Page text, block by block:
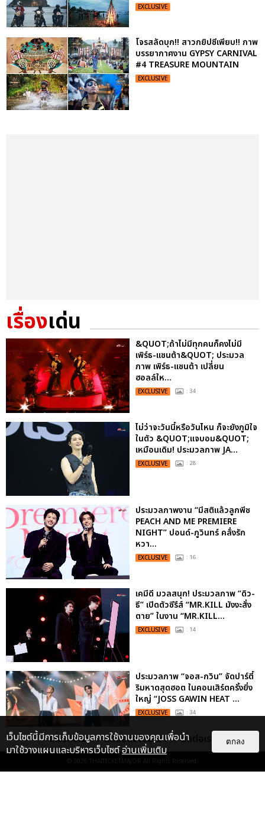
EXCLUSIVE
โจรสลัดบุก!! สาวกยิปซีเพียบ!! ภาพ
บรรยากาศงาน GYPSY CARNIVAL
#4 TREASURE MOUNTAIN
EXCLUSIVE
เรื่องเด่น
&QUOT;ถ้าไม่มีทุกคนก็คงไม่มี
เพิร์ธ-แซนต้า&QUOT; ประมวล
ภาพ เพิร์ธ-แซนต้า เปลี่ยน
ฮอลล์ให...
EXCLUSIVE : 34
ไม่ว่าจะวันนี้หรือวันไหน ก็จะยังภูมิใจ
ในตัว &QUOT;แจบอม&QUOT;
เหมือนเดิม! ประมวลภาพ JA...
EXCLUSIVE : 28
ประมวลภาพงาน “มีสติแล้วลูกพีช
PEACH AND ME PREMIERE
NIGHT” ปอนด์-ภูวินทร์ คลั่งรัก
หวา...
EXCLUSIVE : 16
เคมีดี มวลสนุก! ประมวลภาพ “ดิว-
ธี” เปิดตัวซีรีส์ “MR.KILL มังงะสั่ง
ตาย” ในงาน “MR.KILL...
EXCLUSIVE : 14
ประมวลภาพ “จอส-กวิน” จัดปาร์ตี้
ริมหาดสุดฮอต ในคอนเสิร์ตครั้งยิ่ง
ใหญ่ “JOSS GAWIN HEAT ...
EXCLUSIVE : 34
เกี่ยวกับเรา ติดต่อลงโฆษณา ติดต่อเรา
© 2026 THAITICKETMAJOR All Rights Reserved.
เว็บไซต์นี้มีการเก็บข้อมูลการใช้งานของคุณเพื่อนำ
มาใช้วางแผนและบริหารเว็บไซต์อ่านเพิ่มเติม
ตกลง